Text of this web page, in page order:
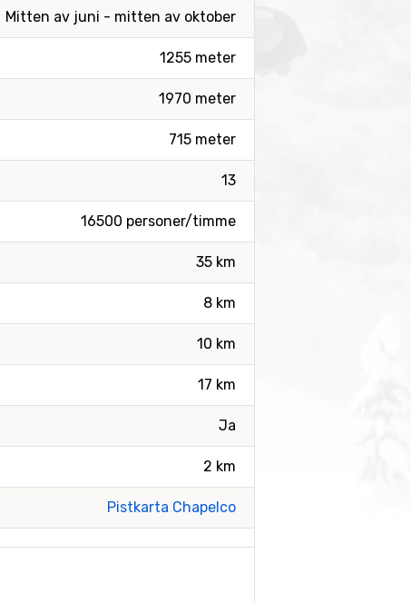
Mitten av juni - mitten av oktober
1255 meter
1970 meter
715 meter
13
16500 personer/timme
35 km
8 km
10 km
17 km
Ja
2 km
Pistkarta Chapelco